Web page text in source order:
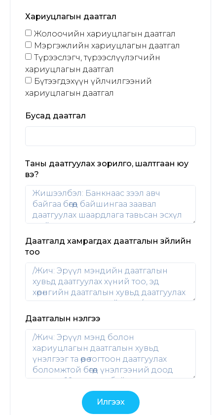
Хариуцлагын даатгал
Жолоочийн хариуцлагын даатгал
Мэргэжлийн хариуцлагын даатгал
Түрээслэгч, түрээслүүлэгчийн
хариуцлагын даатгал
Бүтээгдэхүүн үйлчилгээний
хариуцлагын даатгал
Бусад даатгал
Таны даатгуулах зорилго, шалтгаан юу
вэ?
Даатгалд хамрагдах даатгалын зүйлийн
тоо
Даатгалын үнэлгээ
Илгээх